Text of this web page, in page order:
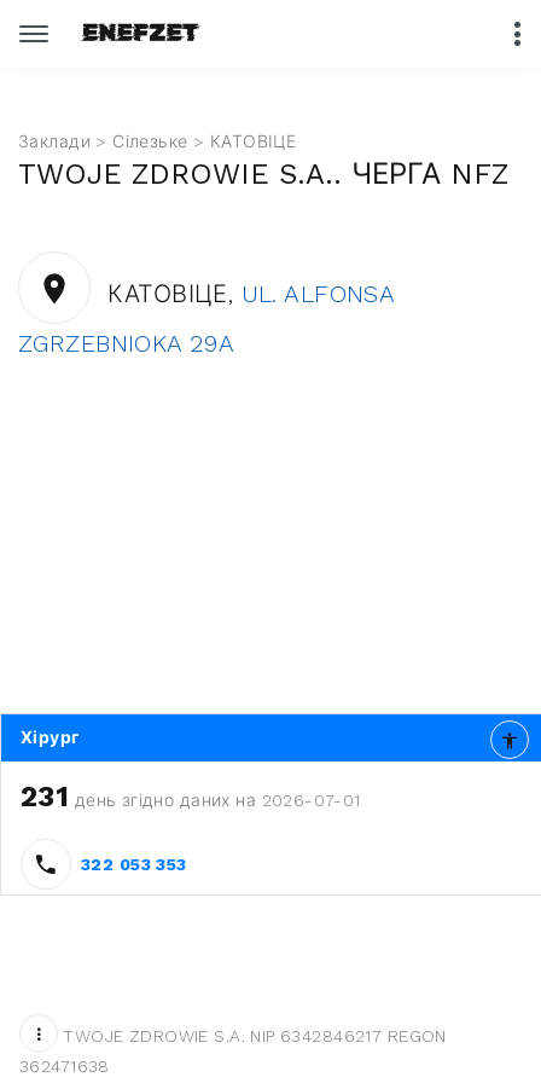
Заклади > Сілезьке > КАТОВІЦЕ
TWOJE ZDROWIE S.A.. ЧЕРГА NFZ
КАТОВІЦЕ, UL. ALFONSA
ZGRZEBNIOKA 29A
Хірург
231 день згідно даних на 2026-07-01
322 053 353
TWOJE ZDROWIE S.A. NIP 6342846217 REGON
362471638